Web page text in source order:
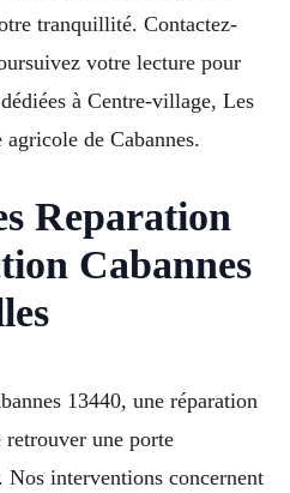
tranquillité. Contactez-
votre lecture pour
à Centre-village, Les
de Cabannes.
Reparation
Cabannes
13440, une réparation
une porte
Nos interventions concernent